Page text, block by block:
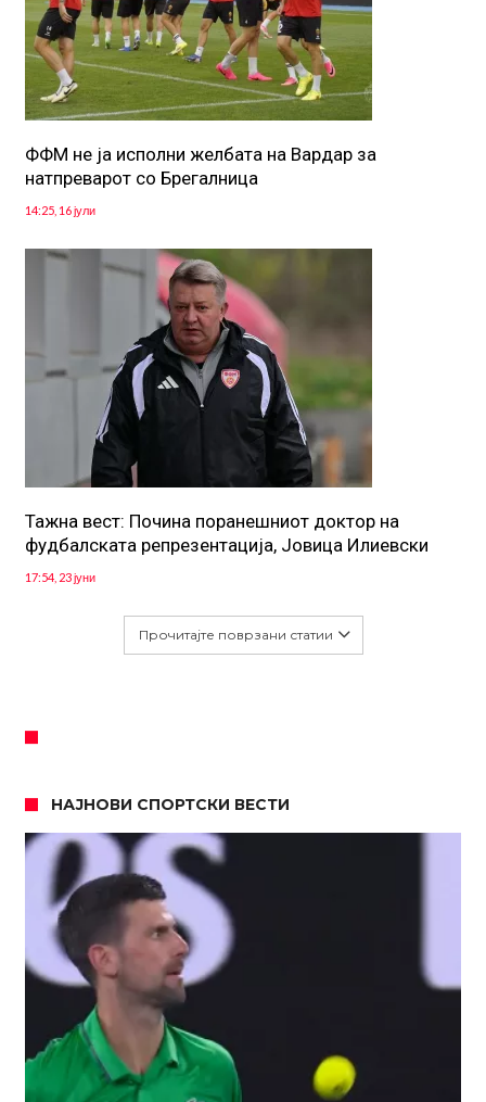
ФФМ не ја исполни желбата на Вардар за
натпреварот со Брегалница
14:25, 16 јули
Тажна вест: Почина поранешниот доктор на
фудбалската репрезентација, Јовица Илиевски
17:54, 23 јуни
Прочитајте поврзани статии
НАЈНОВИ СПОРТСКИ ВЕСТИ